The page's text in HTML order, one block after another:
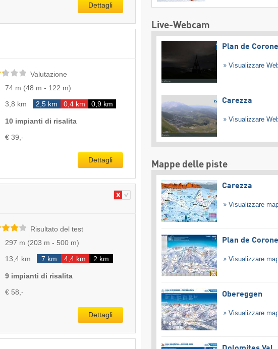
Dettagli
Valutazione
74 m (48 m - 122 m)
3,8 km
2,5 km 0,4 km 0,9 km
10 impianti di risalita
€ 39,-
Dettagli
Risultato del test
297 m (203 m - 500 m)
13,4 km
7 km 4,4 km 2 km
9 impianti di risalita
€ 58,-
Dettagli
Live-Webcam
Plan de
Visualizzare
Carezza
Visualizzare
Mappe delle piste
Carezza
Visualizzare
Plan de
Visualizzare
Obereggen
Visualizzare